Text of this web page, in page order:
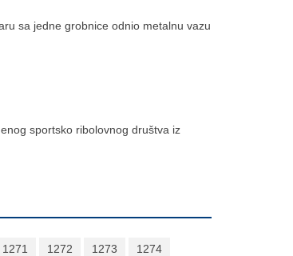
sa jedne grobnice odnio metalnu vazu
sportsko ribolovnog društva iz
1271 1272 1273
1274